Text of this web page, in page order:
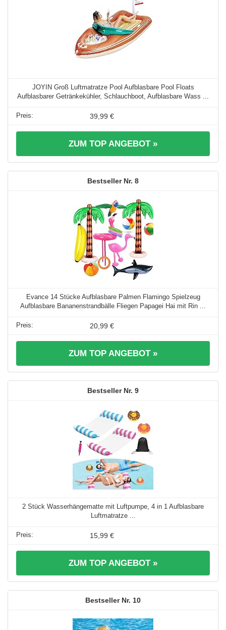
JOYIN Groß Luftmatratze Pool Aufblasbare Pool Floats
Aufblasbarer Getränkekühler, Schlauchboot, Aufblasbare Wass ...
39,99 €
ZUM TOP ANGEBOT »
8
Evance 14 Stücke Aufblasbare Palmen Flamingo Spielzeug
Aufblasbare Bananenstrandbälle Fliegen Papagei Hai mit Rin ...
20,99 €
ZUM TOP ANGEBOT »
9
2 Stück Wasserhängematte mit Luftpumpe, 4 in 1 Aufblasbare
Luftmatratze ...
15,99 €
ZUM TOP ANGEBOT »
10